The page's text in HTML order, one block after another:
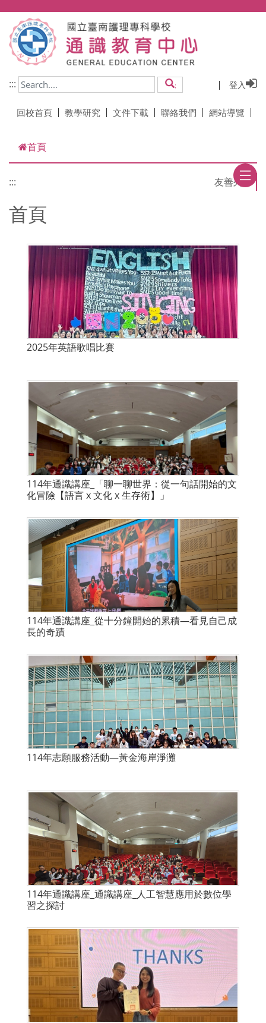
::: 搜尋 登入
回校首頁 教學研究 文件下載 聯絡我們 網站導覽
首頁
:::
首頁
2025年英語歌唱比賽
114年通識講座_「聊一聊世界：從一句話開始的文
化冒險【語言 x 文化 x 生存術】」
114年通識講座_從十分鐘開始的累積—看見自己成
長的奇蹟
114年志願服務活動—黃金海岸淨灘
114年通識講座_通識講座_人工智慧應用於數位學
習之探討